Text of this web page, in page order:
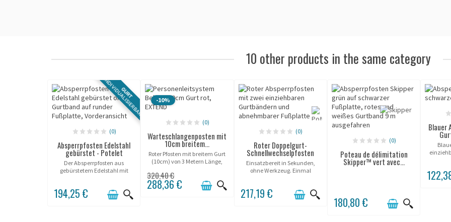
10 other products in the same category
GURT
INDIVIDUALISIERBAR
(0)
Absperrpfosten Edelstahl
gebürstet - Potelet
Der Absperrpfosten aus
gebürstetem Edelstahl mit
194,25 €
-10%
(0)
Warteschlangenposten mit
10cm breitem...
Roter Pfosten mit breitem Gurt
(10cm) von 3 Metern Länge,
320,40 €
288,36 €
(0)
Roter Doppelgurt-
Schnellwechselpfosten
Einsatzbereit in Sekunden,
ohne Werkzeug. Einmal
entnommen. Zwei
Gurtabgänge, ein Pfosten.
217,19 €
(0)
Poteau de délimitation
Skipper™ vert avec...
180,80 €
Blauer